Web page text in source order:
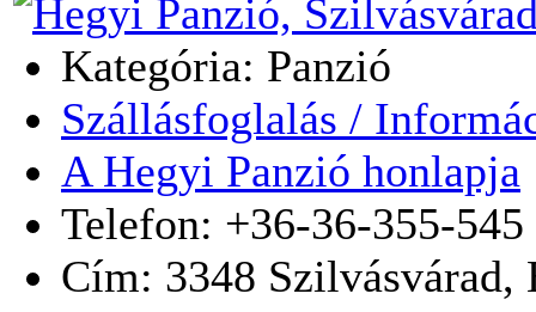
Kategória: Panzió
Szállásfoglalás /
A Hegyi Panzió honlapja
Telefon: +36-36-355-545
Cím: 3348 Szilvásvárad,